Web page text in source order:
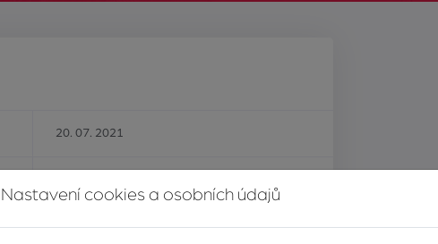
20. 07. 2021
ke koupi
Nastavení cookies a osobních údajů